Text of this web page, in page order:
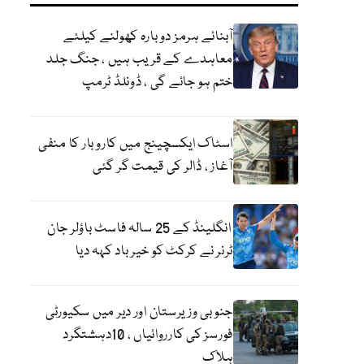
آبنائے ہرمز دوبارہ کھولنے کیلئے
معاہدے کے قریب ہیں ، جنگ جلد
ختم ہو جائے گی ، ڈونلڈ ٹرمپ
اسٹاک ایکسچینج میں کاروبار کا منفی
آغاز ، ڈالر کی قیمت گر گئی
انگلینڈ کے 25 سالہ فاسٹ باؤلر جان
ٹرنر نے کرکٹ کو خیر باد کہہ دیا
جنوبی وزیرستان اور دیر میں سکیورٹی
فورسز کی کارروائیاں ، 10دہشتگرد
ہلاک